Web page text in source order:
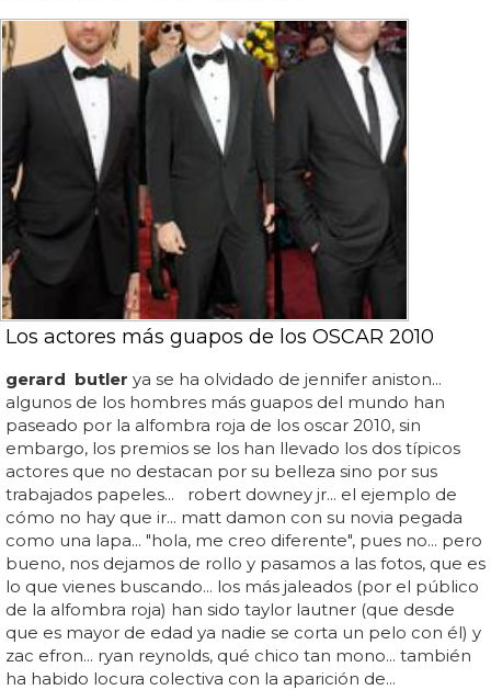
Los actores más guapos de los OSCAR 2010
gerard butler ya se ha olvidado de jennifer aniston...
algunos de los hombres más guapos del mundo han
paseado por la alfombra roja de los oscar 2010, sin
embargo, los premios se los han llevado los dos típicos
actores que no destacan por su belleza sino por sus
trabajados papeles... robert downey jr... el ejemplo de
cómo no hay que ir... matt damon con su novia pegada
como una lapa... "hola, me creo diferente", pues no... pero
bueno, nos dejamos de rollo y pasamos a las fotos, que es
lo que vienes buscando... los más jaleados (por el público
de la alfombra roja) han sido taylor lautner (que desde
que es mayor de edad ya nadie se corta un pelo con él) y
zac efron... ryan reynolds, qué chico tan mono... también
ha habido locura colectiva con la aparición de...